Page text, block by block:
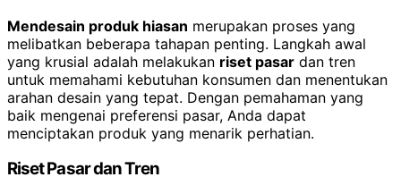
Mendesain produk hiasan merupakan proses yang
melibatkan beberapa tahapan penting. Langkah awal
yang krusial adalah melakukan riset pasar dan tren
untuk memahami kebutuhan konsumen dan menentukan
arahan desain yang tepat. Dengan pemahaman yang
baik mengenai preferensi pasar, Anda dapat
menciptakan produk yang menarik perhatian.
Riset Pasar dan Tren